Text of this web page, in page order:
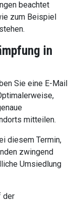
beachtet
zum Beispiel
in
Sie eine E-Mail
mitteilen.
diesem Termin,
zwingend
Umsiedlung
der